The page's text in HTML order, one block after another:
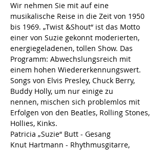
Wir nehmen Sie mit auf eine
musikalische Reise in die Zeit von 1950
bis 1969. „Twist &Shout“ ist das Motto
einer von Suzie gekonnt moderierten,
energiegeladenen, tollen Show. Das
Programm: Abwechslungsreich mit
einem hohen Wiedererkennungswert.
Songs von Elvis Presley, Chuck Berry,
Buddy Holly, um nur einige zu
nennen, mischen sich problemlos mit
Erfolgen von den Beatles, Rolling Stones,
Hollies, Kinks.
Patricia „Suzie“ Butt - Gesang
Knut Hartmann - Rhythmusgitarre,